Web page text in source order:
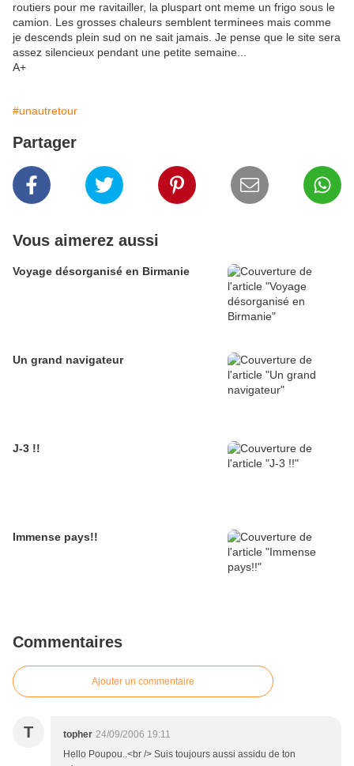
routiers pour me ravitailler, la pluspart ont meme un frigo sous le
camion. Les grosses chaleurs semblent terminees mais comme
je descends plein sud on ne sait jamais. Je pense que le site sera
assez silencieux pendant une petite semaine...
A+
#unautretour
Partager
Vous aimerez aussi
Voyage désorganisé en Birmanie
Un grand navigateur
J-3 !!
Immense pays!!
Commentaires
Ajouter un commentaire
T topher 24/09/2006 19:11
Hello Poupou..<br /> Suis toujours aussi assidu de ton